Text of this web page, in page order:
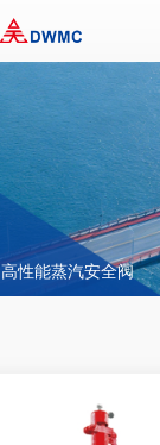
高性能蒸汽安全阀